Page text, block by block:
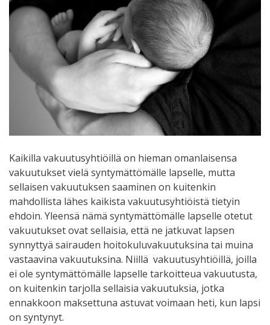
Kaikilla vakuutusyhtiöillä on hieman omanlaisensa
vakuutukset vielä syntymättömälle lapselle, mutta
sellaisen vakuutuksen saaminen on kuitenkin
mahdollista lähes kaikista vakuutusyhtiöistä tietyin
ehdoin. Yleensä nämä syntymättömälle lapselle otetut
vakuutukset ovat sellaisia, että ne jatkuvat lapsen
synnyttyä sairauden hoitokuluvakuutuksina tai muina
vastaavina vakuutuksina. Niillä vakuutusyhtiöillä, joilla
ei ole syntymättömälle lapselle tarkoitteua vakuutusta,
on kuitenkin tarjolla sellaisia vakuutuksia, jotka
ennakkoon maksettuna astuvat voimaan heti, kun lapsi
on syntynyt.